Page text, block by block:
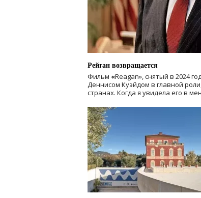
Рейган возвращается
Фильм «Reagan», снятый в 2024
Деннисом Куэйдом в главной
странах. Когда я увидела его в